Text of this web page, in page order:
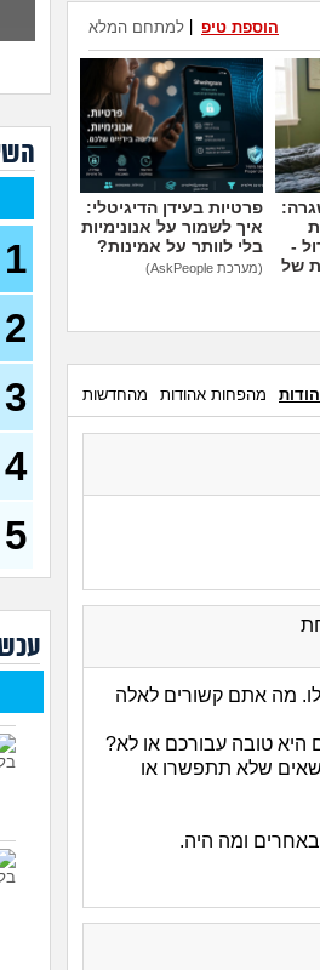
למתחם המלא הוספת טיפ
-
של
פרטיות בעידן הדיגיטלי:
איך לשמור על אנונימיות
בלי לוותר על אמינות?
(מערכת AskPeople)
מהפחות אהודות מהחדשות
מה אתם קשורים לאלה
היא טובה עבורכם או לא?
שלא תתפשרו או
ומה היה.
28)
לי
1
2
3
4
5